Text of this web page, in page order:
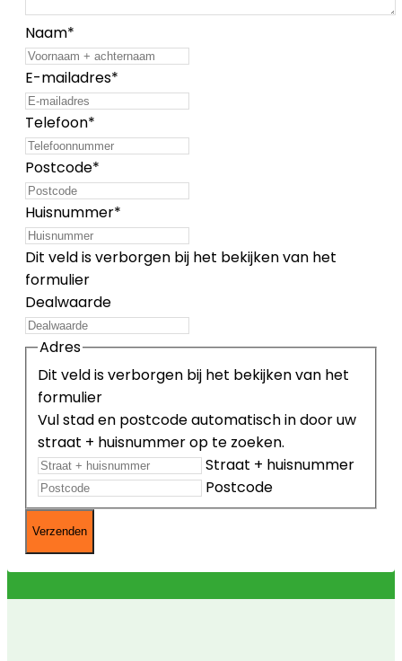
Naam*
E-mailadres*
Telefoon*
Postcode*
Huisnummer*
Dit veld is verborgen bij het bekijken van het
formulier
Dealwaarde
Dit veld is verborgen bij het bekijken van het
formulier
Adres
Vul stad en postcode automatisch in door uw
straat + huisnummer op te zoeken.
Straat + huisnummer
Postcode